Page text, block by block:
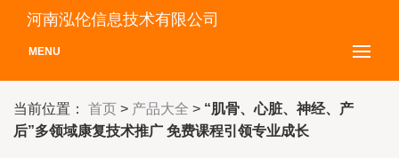
河南泓伦信息技术有限公司
MENU
当前位置： 首页 > 产品大全 > “肌骨、心脏、神经、产
后”多领域康复技术推广 免费课程引领专业成长